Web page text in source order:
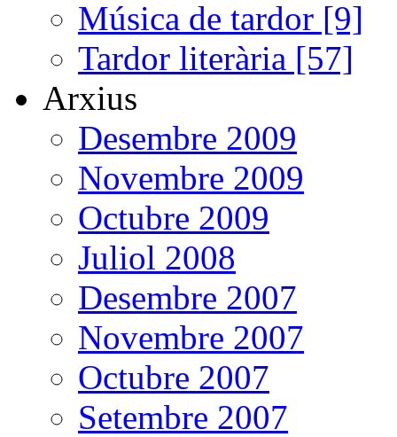
Música de tardor [9]
Tardor literària [57]
Arxius
Desembre 2009
Novembre 2009
Octubre 2009
Juliol 2008
Desembre 2007
Novembre 2007
Octubre 2007
Setembre 2007